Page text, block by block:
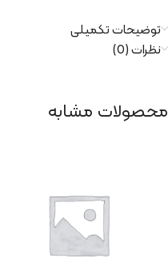
توضیحات تکمیلی
نظرات (0)
محصولات مشابه